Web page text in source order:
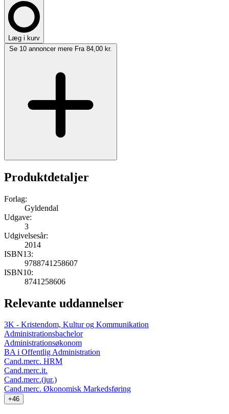
Læg i kurv
Se 10 annoncer mere Fra 84,00 kr.
Produktdetaljer
Forlag:
Gyldendal
Udgave:
3
Udgivelsesår:
2014
ISBN13:
9788741258607
ISBN10:
8741258606
Relevante uddannelser
3K - Kristendom, Kultur og Kommunikation
Administrationsbachelor
Administrationsøkonom
BA i Offentlig Administration
Cand.merc. HRM
Cand.merc.it.
Cand.merc.(jur.)
Cand.merc. Økonomisk Markedsføring
+46